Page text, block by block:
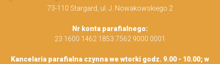
73-110 Stargard, ul. J. Nowakowskiego 2
Nr konta parafialnego:
23 1600 1462 1853 7562 9000 0001
Kancelaria parafialna czynna we wtorki godz. 9.00 - 10.00; w